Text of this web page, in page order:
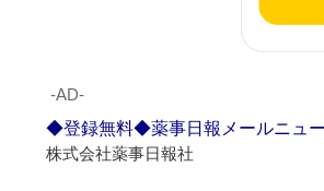
‐AD‐
◆登録無料◆薬事日報メールニュ
株式会社薬事日報社